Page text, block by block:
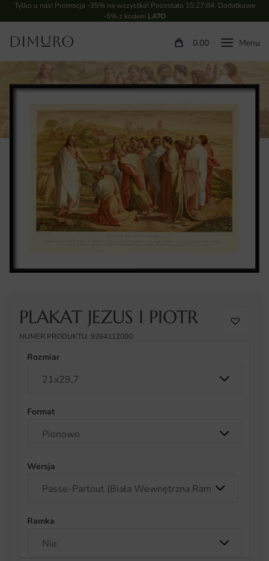
Tylko u nas! Promocja -35% na wszystko! Pozostało 15:27:04. Dodatkowe
-5% z kodem LATO
0.00
PLAKAT JEZUS I PIOTR
NUMER PRODUKTU: 9264112000
Rozmiar
Format
Wersja
Ramka